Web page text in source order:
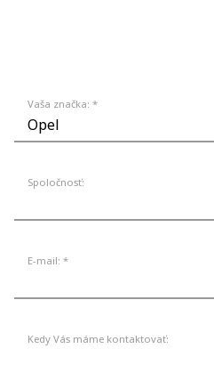
Vaša značka: *
Spoločnosť:
E-mail: *
Kedy Vás máme kontaktovať: